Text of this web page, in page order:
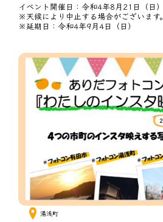
イベント開催日：令和4年8月21日（日）
※天候により中止する場合がございます。
※延期日：令和4年9月4日（日）
湯浅町